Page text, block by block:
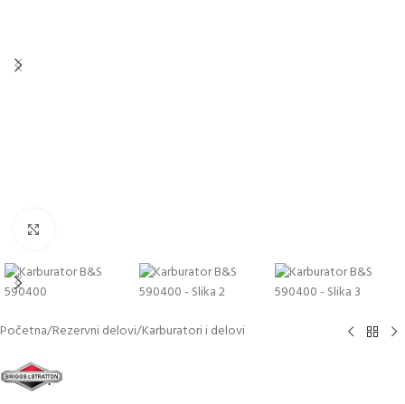
Početna/Rezervni delovi/Karburatori i delovi